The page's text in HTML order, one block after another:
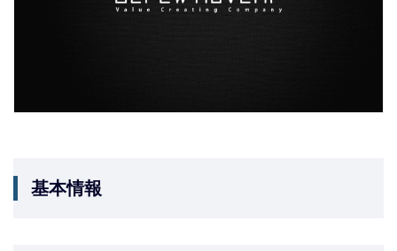
基本情報